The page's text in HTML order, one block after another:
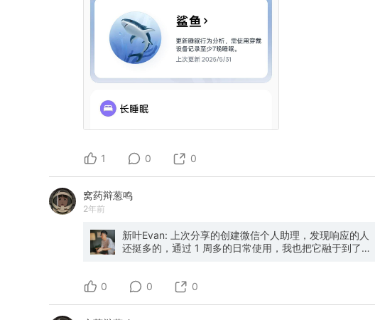
1 0 0
窝药辩葱鸣
2年前
新叶Evan: 上次分享的创建微信个人助理，发现响应的人
还挺多的，通过 1 周多的日常使用，我也把它融于到了我
章收藏到 Cubox； - 记笔记到 flomo； - 翻译英文句子；
0 0 0